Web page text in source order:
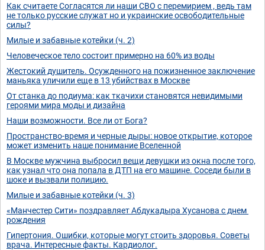
Как считаете Согласятся ли наши СВО с перемирием , ведь там
не только русские служат но и украинские освободительные
силы?
Милые и забавные котейки (ч. 2)
Человеческое тело состоит примерно на 60% из воды
Жестокий душитель. Осужденного на пожизненное заключение
маньяка уличили еще в 13 убийствах в Москве
От станка до подиума: как ткачихи становятся невидимыми
героями мира моды и дизайна
Наши возможности. Все ли от Бога?
Пространство-время и черные дыры: новое открытие, которое
может изменить наше понимание Вселенной
В Москве мужчина выбросил вещи девушки из окна после того,
как узнал что она попала в ДТП на его машине. Соседи были в
шоке и вызвали полицию.
Милые и забавные котейки (ч. 3)
«Манчестер Сити» поздравляет Абдукадыра Хусанова с днем ​​
рождения
Гипертония. Ошибки, которые могут стоить здоровья. Советы
врача. Интересные факты. Кардиолог.